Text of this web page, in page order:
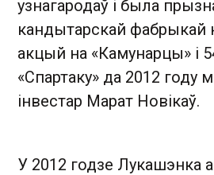
узнагародаў і была
кандытарскай фабрыкай
акцый на «Камунарцы» і
«Спартаку» да 2012 году
інвестар Марат Новікаў.
У 2012 годзе Лукашэнка